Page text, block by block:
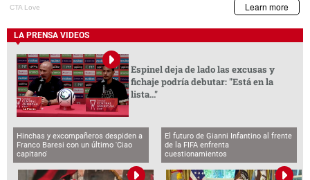
LA PRENSA VIDEOS
Espinel deja de lado las excusas y
fichaje podría debutar: "Está en la
lista..."
Hinchas y excompañeros despiden a
Franco Baresi con un último 'Ciao
capitano'
El futuro de Gianni Infantino al frente
de la FIFA enfrenta
cuestionamientos